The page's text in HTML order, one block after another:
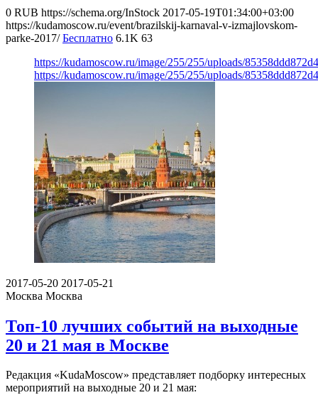
0 RUB https://schema.org/InStock 2017-05-19T01:34:00+03:00
https://kudamoscow.ru/event/brazilskij-karnaval-v-izmajlovskom-
parke-2017/ Бесплатно 6.1K 63
https://kudamoscow.ru/image/255/255/uploads/
https://kudamoscow.ru/image/255/255/uploads/
2017-05-20 2017-05-21
Москва Москва
Топ-10 лучших событий на выходные
20 и 21 мая в Москве
Редакция «KudaMoscow» представляет подборку интересных
мероприятий на выходные 20 и 21 мая: